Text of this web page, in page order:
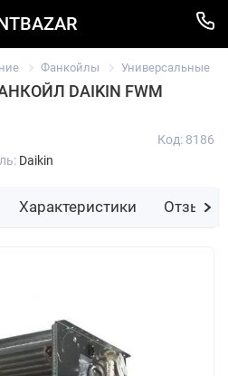
Фанкойлы Универсальные
DAIKIN FWM
Daikin
Код: 8186
Характеристики Отзывы